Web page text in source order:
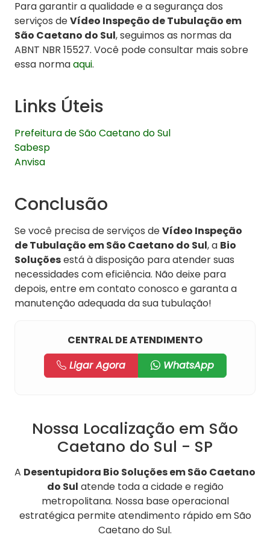
Para garantir a qualidade e a segurança dos
serviços deVídeo Inspeção de Tubulação em
São Caetano do Sul, seguimos as normas da
ABNT NBR 15527. Você pode consultar mais sobre
essa normaaqui.
Links Úteis
Prefeitura de São Caetano do Sul
Sabesp
Anvisa
Conclusão
Se você precisa de serviços deVídeo Inspeção
de Tubulação em São Caetano do Sul, a Bio
Soluçõesestá à disposição para atender suas
necessidades com eficiência. Não deixe para
depois, entre em contato conosco e garanta a
manutenção adequada da sua tubulação!
CENTRAL DE ATENDIMENTO
Ligar Agora
WhatsApp
Nossa Localização em São
Caetano do Sul - SP
A Desentupidora Bio Soluções em São Caetano
do Sul atende toda a cidade e região
metropolitana. Nossa base operacional
estratégica permite atendimento rápido em São
Caetano do Sul.